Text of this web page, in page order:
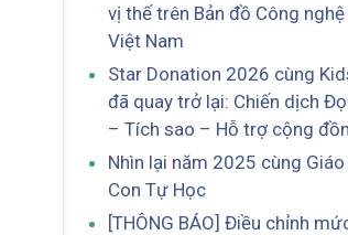
vị thế trên Bản đồ Công
Việt Nam
Star Donation 2026 cùng
đã quay trở lại: Chiến dịch
– Tích sao – Hỗ trợ cộng
Nhìn lại năm 2025 cùng
Con Tự Học
[THÔNG BÁO] Điều chỉnh